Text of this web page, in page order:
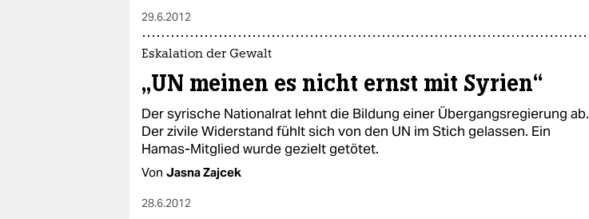
29.6.2012
Eskalation der Gewalt
„UN meinen es nicht ernst mit Syrien“
Der syrische Nationalrat lehnt die Bildung einer Übergangsregierung ab.
Der zivile Widerstand fühlt sich von den UN im Stich gelassen. Ein
Hamas-Mitglied wurde gezielt getötet.
Von Jasna Zajcek
28.6.2012